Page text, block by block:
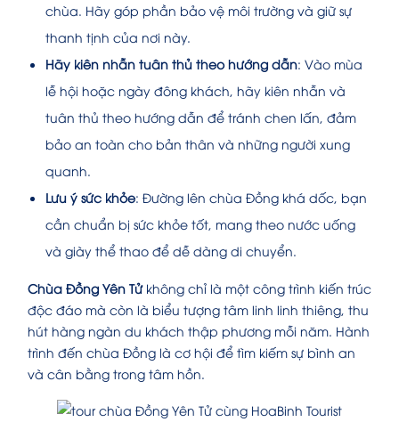
chùa. Hãy góp phần bảo vệ môi trường và giữ sự
thanh tịnh của nơi này.
Hãy kiên nhẫn tuân thủ theo hướng dẫn: Vào mùa
lễ hội hoặc ngày đông khách, hãy kiên nhẫn và
tuân thủ theo hướng dẫn để tránh chen lấn, đảm
bảo an toàn cho bản thân và những người xung
quanh.
Lưu ý sức khỏe: Đường lên chùa Đồng khá dốc, bạn
cần chuẩn bị sức khỏe tốt, mang theo nước uống
và giày thể thao để dễ dàng di chuyển.
Chùa Đồng Yên Tửkhông chỉ là một công trình kiến trúc
độc đáo mà còn là biểu tượng tâm linh linh thiêng, thu
hút hàng ngàn du khách thập phương mỗi năm. Hành
trình đến chùa Đồng là cơ hội để tìm kiếm sự bình an
và cân bằng trong tâm hồn.